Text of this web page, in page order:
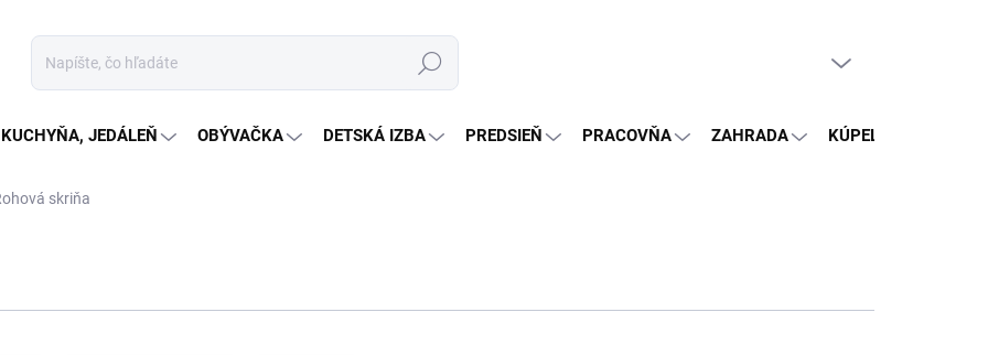
Hľadať
KUCHYŇA, JEDÁLEŇ OBÝVAČKA DETSKÁ IZBA PREDSIEŇ PRACOVŇA ZAHRADA KÚPEĽŇA
skriňa